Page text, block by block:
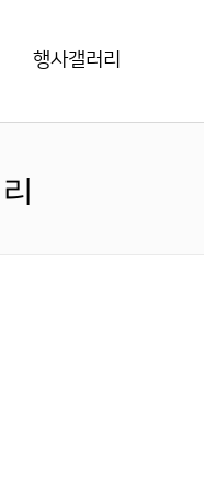
행사갤러리